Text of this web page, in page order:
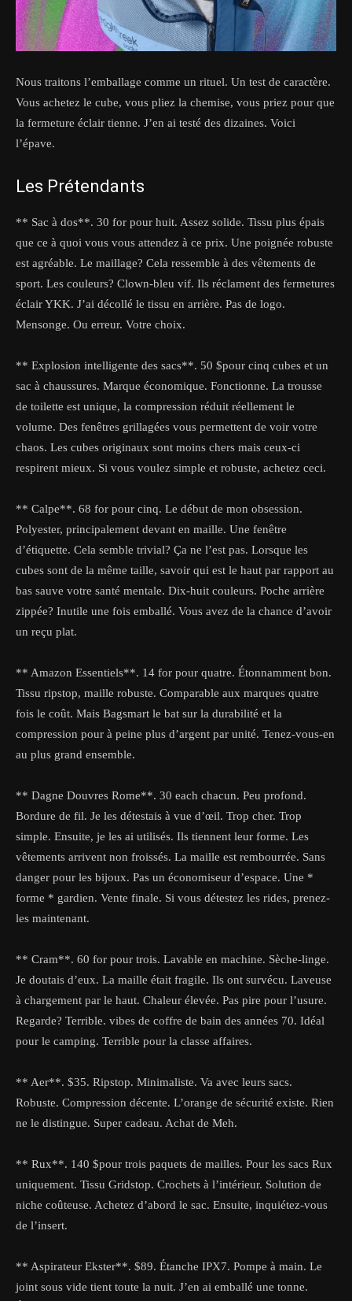
Nous traitons l’emballage comme un rituel. Un test de caractère.
Vous achetez le cube, vous pliez la chemise, vous priez pour que
la fermeture éclair tienne. J’en ai testé des dizaines. Voici
l’épave.
Les Prétendants
** Sac à dos**. 30 for pour huit. Assez solide. Tissu plus épais
que ce à quoi vous vous attendez à ce prix. Une poignée robuste
est agréable. Le maillage? Cela ressemble à des vêtements de
sport. Les couleurs? Clown-bleu vif. Ils réclament des fermetures
éclair YKK. J’ai décollé le tissu en arrière. Pas de logo.
Mensonge. Ou erreur. Votre choix.
** Explosion intelligente des sacs**. 50 $pour cinq cubes et un
sac à chaussures. Marque économique. Fonctionne. La trousse
de toilette est unique, la compression réduit réellement le
volume. Des fenêtres grillagées vous permettent de voir votre
chaos. Les cubes originaux sont moins chers mais ceux-ci
respirent mieux. Si vous voulez simple et robuste, achetez ceci.
** Calpe**. 68 for pour cinq. Le début de mon obsession.
Polyester, principalement devant en maille. Une fenêtre
d’étiquette. Cela semble trivial? Ça ne l’est pas. Lorsque les
cubes sont de la même taille, savoir qui est le haut par rapport au
bas sauve votre santé mentale. Dix-huit couleurs. Poche arrière
zippée? Inutile une fois emballé. Vous avez de la chance d’avoir
un reçu plat.
** Amazon Essentiels**. 14 for pour quatre. Étonnamment bon.
Tissu ripstop, maille robuste. Comparable aux marques quatre
fois le coût. Mais Bagsmart le bat sur la durabilité et la
compression pour à peine plus d’argent par unité. Tenez-vous-en
au plus grand ensemble.
** Dagne Douvres Rome**. 30 each chacun. Peu profond.
Bordure de fil. Je les détestais à vue d’œil. Trop cher. Trop
simple. Ensuite, je les ai utilisés. Ils tiennent leur forme. Les
vêtements arrivent non froissés. La maille est rembourrée. Sans
danger pour les bijoux. Pas un économiseur d’espace. Une *
forme * gardien. Vente finale. Si vous détestez les rides, prenez-
les maintenant.
** Cram**. 60 for pour trois. Lavable en machine. Sèche-linge.
Je doutais d’eux. La maille était fragile. Ils ont survécu. Laveuse
à chargement par le haut. Chaleur élevée. Pas pire pour l’usure.
Regarde? Terrible. vibes de coffre de bain des années 70. Idéal
pour le camping. Terrible pour la classe affaires.
** Aer**. $35. Ripstop. Minimaliste. Va avec leurs sacs.
Robuste. Compression décente. L’orange de sécurité existe. Rien
ne le distingue. Super cadeau. Achat de Meh.
** Rux**. 140 $pour trois paquets de mailles. Pour les sacs Rux
uniquement. Tissu Gridstop. Crochets à l’intérieur. Solution de
niche coûteuse. Achetez d’abord le sac. Ensuite, inquiétez-vous
de l’insert.
** Aspirateur Ekster**. $89. Étanche IPX7. Pompe à main. Le
joint sous vide tient toute la nuit. J’en ai emballé une tonne.